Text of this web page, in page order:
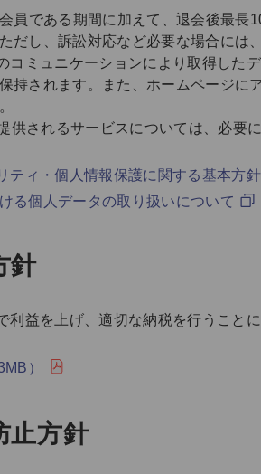
員である期間に加えて、退会後最
だし、訴訟対応など必要な場合に
コミュニケーションにより取得した
持されます。また、ホームページ
供されるサービスについては、必
ティ・個人情報保護に関する基本方針
る個人データの取り扱いについて
針
利益を上げ、適切な納税を行うこと
）
止方針